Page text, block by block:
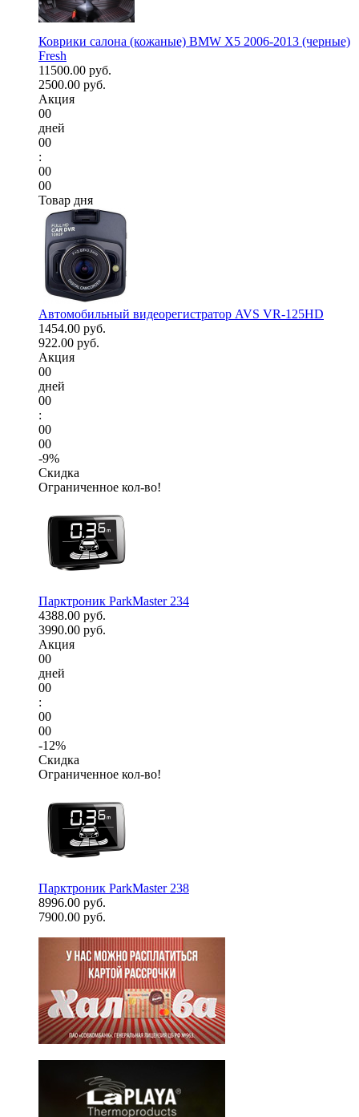
Коврики салона (кожаные) BMW X5 2006-2013 (черные)
Fresh
11500.00 руб.
2500.00 руб.
Акция
00
дней
00
:
00
00
Товар дня
Автомобильный видеорегистратор AVS VR-125HD
1454.00 руб.
922.00 руб.
Акция
00
дней
00
:
00
00
-9%
Скидка
Ограниченное кол-во!
Парктроник ParkMaster 234
4388.00 руб.
3990.00 руб.
Акция
00
дней
00
:
00
00
-12%
Скидка
Ограниченное кол-во!
Парктроник ParkMaster 238
8996.00 руб.
7900.00 руб.